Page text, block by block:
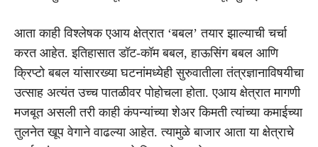
आता काही विश्लेषक एआय क्षेत्रात ‘बबल’ तयार झाल्याची चर्चा
करत आहेत. इतिहासात डॉट-कॉम बबल, हाऊसिंग बबल आणि
क्रिप्टो बबल यांसारख्या घटनांमध्येही सुरुवातीला तंत्रज्ञानाविषयीचा
उत्साह अत्यंत उच्च पातळीवर पोहोचला होता. एआय क्षेत्रात मागणी
मजबूत असली तरी काही कंपन्यांच्या शेअर किमती त्यांच्या कमाईच्या
तुलनेत खूप वेगाने वाढल्या आहेत. त्यामुळे बाजार आता या क्षेत्राचे